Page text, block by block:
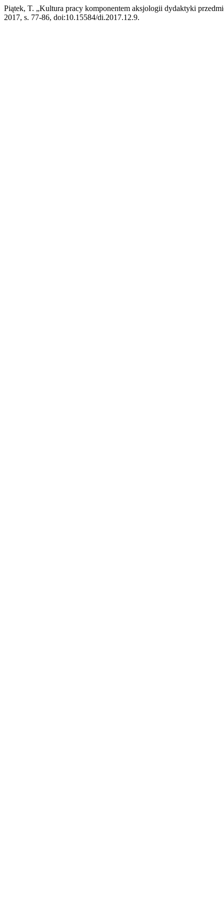
Piątek, T. „Kultura pracy komponentem aksjologii dydaktyki
2017, s. 77-86, doi:10.15584/di.2017.12.9.